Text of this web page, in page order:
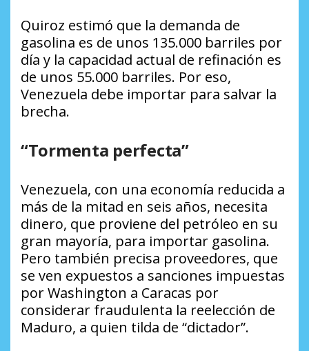
Quiroz estimó que la demanda de
gasolina es de unos 135.000 barriles por
día y la capacidad actual de refinación es
de unos 55.000 barriles. Por eso,
Venezuela debe importar para salvar la
brecha.
“Tormenta perfecta”
Venezuela, con una economía reducida a
más de la mitad en seis años, necesita
dinero, que proviene del petróleo en su
gran mayoría, para importar gasolina.
Pero también precisa proveedores, que
se ven expuestos a sanciones impuestas
por Washington a Caracas por
considerar fraudulenta la reelección de
Maduro, a quien tilda de “dictador”.